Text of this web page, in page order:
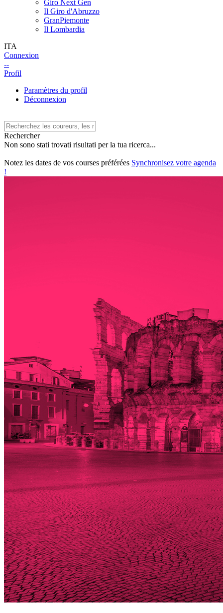
Giro Next Gen
Il Giro d'Abruzzo
GranPiemonte
Il Lombardia
ITA
Connexion
--
Profil
Paramètres du profil
Déconnexion
Rechercher
Non sono stati trovati risultati per la tua ricerca...
Notez les dates de vos courses préférées Synchronisez votre agenda
!